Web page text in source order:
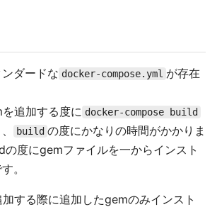
ダードな docker-compose.yml が存在
追加する度に docker-compose build
build の度にかなりの時間がかかりま
度にgemファイルを一からインスト
。
する際に追加したgemのみインスト